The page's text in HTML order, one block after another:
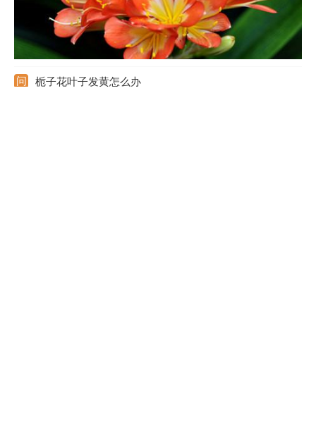
栀子花叶子发黄怎么办